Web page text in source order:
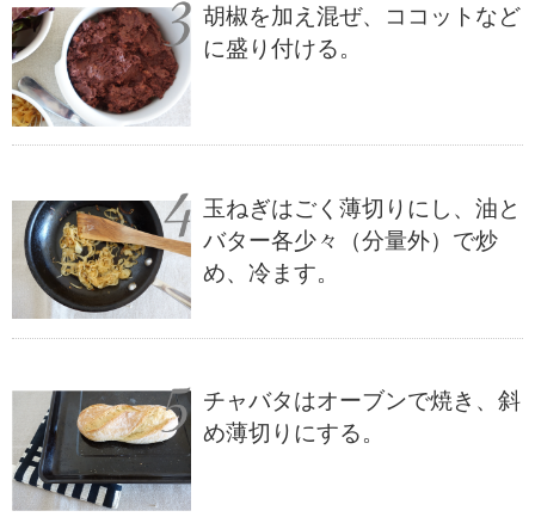
胡椒を加え混ぜ、ココットなど
に盛り付ける。
玉ねぎはごく薄切りにし、油と
バター各少々（分量外）で炒
め、冷ます。
チャバタはオーブンで焼き、斜
め薄切りにする。